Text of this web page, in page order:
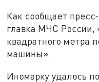
Как сообщает
главка МЧС России,
квадратного метра
машины».
Иномарку удалось